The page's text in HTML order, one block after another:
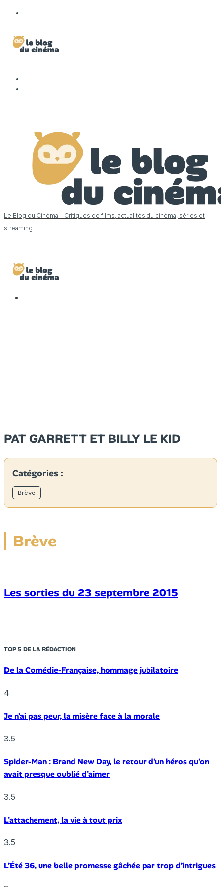
Le Blog du Cinéma – Critiques de films, actualités du cinéma, séries et
streaming
PAT GARRETT ET BILLY LE KID
Catégories :
Brève
Brève
Les sorties du 23 septembre 2015
TOP 5 DE LA RÉDACTION
De la Comédie-Française, hommage jubilatoire
4
Je n’ai pas peur, la misère face à la morale
3.5
Spider-Man : Brand New Day, le retour d’un héros qu’on
avait presque oublié d’aimer
3.5
L’attachement, la vie à tout prix
3.5
L’Été 36, une belle promesse gâchée par trop d’intrigues